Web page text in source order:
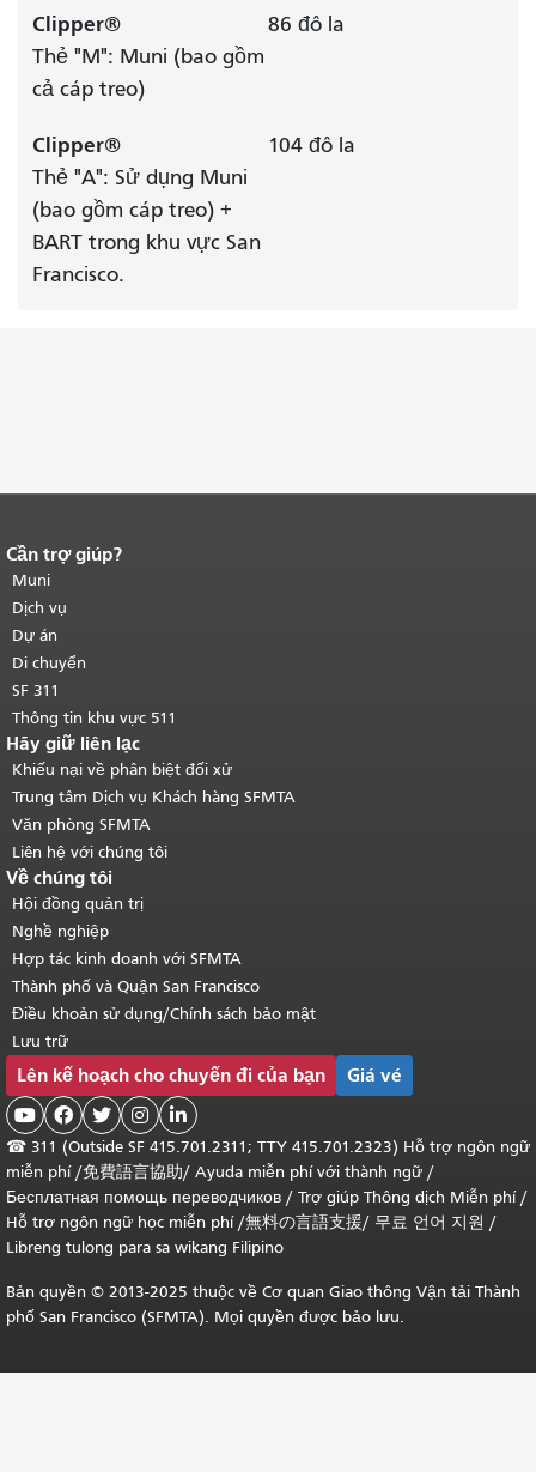
Clipper®
86 đô la
Thẻ "M": Muni (bao gồm
cả cáp treo)
Clipper®
104 đô la
Thẻ "A": Sử dụng Muni
(bao gồm cáp treo) +
BART trong khu vực San
Francisco.
Kết thúc nội dung trang.
của trang này được lặp lại trên mọi
trang.Quay lại đầu trang nội dung
chính.
Cần trợ giúp?
Muni
Dịch vụ
Dự án
Di chuyển
SF 311
Thông tin khu vực 511
Hãy giữ liên lạc
Khiếu nại về phân biệt đối xử
Trung tâm Dịch vụ Khách hàng SFMTA
Văn phòng SFMTA
Liên hệ với chúng tôi
Về chúng tôi
Hội đồng quản trị
Nghề nghiệp
Hợp tác kinh doanh với SFMTA
Thành phố và Quận San Francisco
Điều khoản sử dụng/Chính sách bảo mật
Lưu trữ
Lên kế hoạch cho chuyến đi của bạn Giá vé
    
☎ 311 (Outside SF 415.701.2311; TTY 415.701.2323) Hỗ trợ ngôn ngữ
miễn phí /免費語言協助/ Ayuda miễn phí với thành ngữ /
Бесплатная помощь переводчиков / Trợ giúp Thông dịch Miễn phí/
Hỗ trợ ngôn ngữ học miễn phí/無料の言語支援/ 무료 언어 지원 /
Libreng tulong para sa wikang Filipino
Bản quyền © 2013-2025 thuộc về Cơ quan Giao thông Vận tải Thành
phố San Francisco (SFMTA). Mọi quyền được bảo lưu.